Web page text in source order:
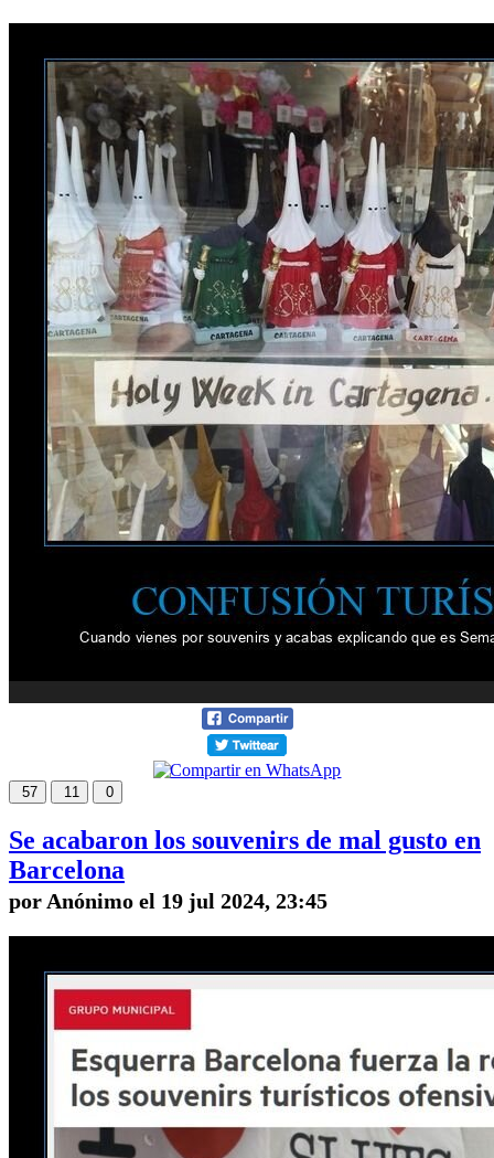
57 11 0
Se acabaron los souvenirs de mal gusto en
Barcelona
por Anónimo el 19 jul 2024, 23:45